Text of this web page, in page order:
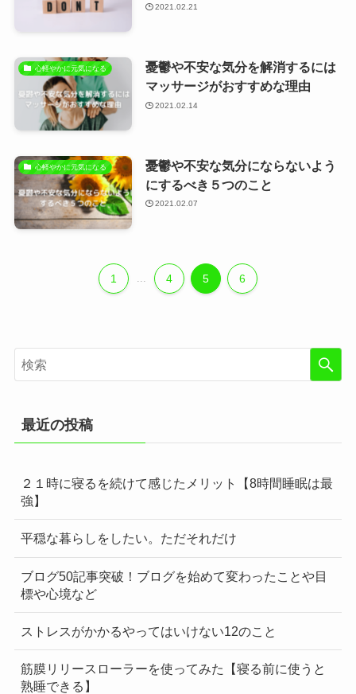
2021.02.21
心軽やかに元気になる
憂鬱や不安な気分を解消するには
マッサージがおすすめな理由
2021.02.14
心軽やかに元気になる
憂鬱や不安な気分にならないよう
にするべき５つのこと
2021.02.07
1 4 5 6
最近の投稿
２１時に寝るを続けて感じたメリット【8時間睡眠は最
強】
平穏な暮らしをしたい。ただそれだけ
ブログ50記事突破！ブログを始めて変わったことや目
標や心境など
ストレスがかかるやってはいけない12のこと
筋膜リリースローラーを使ってみた【寝る前に使うと
熟睡できる】